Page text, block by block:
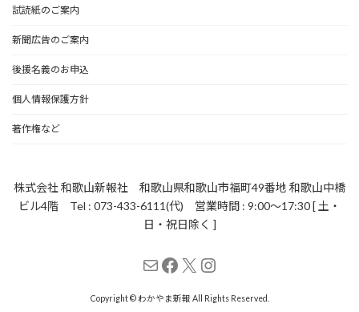
試読紙のご案内
新聞広告のご案内
後援名義のお申込
個人情報保護方針
著作権など
株式会社 和歌山新報社 和歌山県和歌山市福町49番地 和歌山中橋
ビル4階 Tel : 073-433-6111(代) 営業時間 : 9:00～17:30 [ 土・
日・祝日除く ]
メールFacebook
X Instagram
Copyright © わかやま新報 All Rights Reserved.